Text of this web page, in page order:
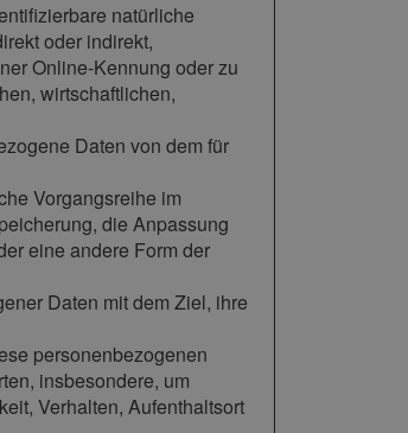
natürliche
oder indirekt,
Online-Kennung oder zu
wirtschaftlichen,
Daten von dem für
Vorgangsreihe im
die Anpassung
eine andere Form der
Daten mit dem Ziel, ihre
personenbezogenen
insbesondere, um
Verhalten, Aufenthaltsort